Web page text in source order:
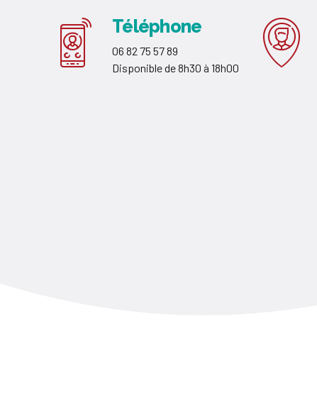
Téléphone
06 82 75 57 89
Disponible de 8h30 à 18h00